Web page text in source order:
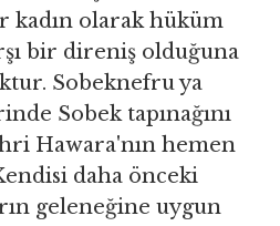
kadın olarak hüküm
bir direniş olduğuna
Sobeknefru ya
Sobek tapınağını
Hawara'nın hemen
daha önceki
geleneğine uygun